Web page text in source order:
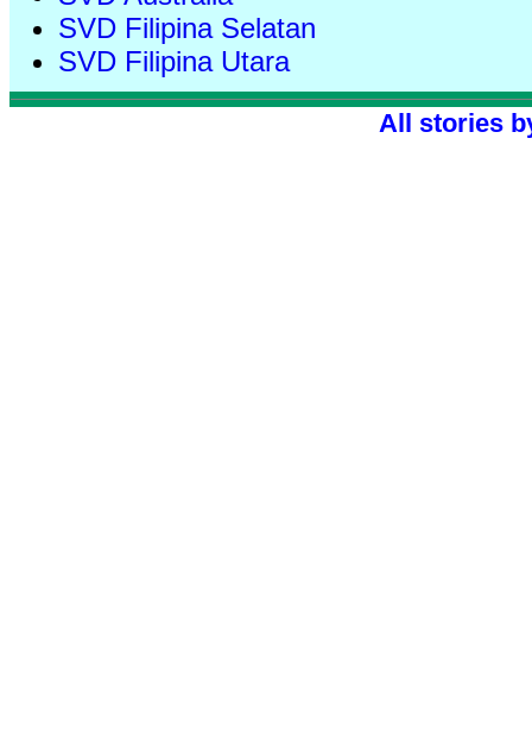
SVD Filipina Selatan
SVD Filipina Utara
All stories